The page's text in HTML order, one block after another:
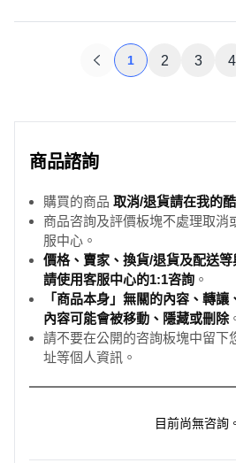
1 2 3 4
商品諮詢
購買的商品 取消/退貨請在我的
商品咨詢及評價板塊不處理取消
服中心。
價格、賣家、換貨/退貨及配送
請使用客服中心的1:1咨詢 。
「商品本身」無關的內容、轉
內容可能會被移動、隱藏或刪除
請不要在公開的咨詢板塊中留下
址等個人資訊。
目前尚無咨詢。